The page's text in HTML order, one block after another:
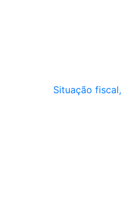
Situação